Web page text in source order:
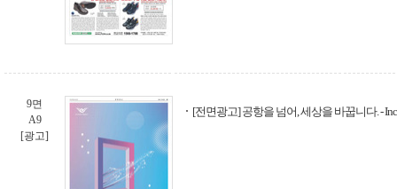
9면
A9
[광고]
[전면광고] 공항을 넘어, 세상을 바꿉니다. -